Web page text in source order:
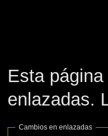
Esta
enlazadas.
Cambios en enlazadas